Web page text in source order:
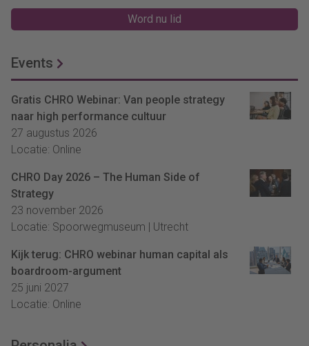
Word nu lid
Events
Gratis CHRO Webinar: Van people strategy
naar high performance cultuur
27 augustus 2026
Locatie: Online
CHRO Day 2026 – The Human Side of
Strategy
23 november 2026
Locatie: Spoorwegmuseum | Utrecht
Kijk terug: CHRO webinar human capital als
boardroom-argument
25 juni 2027
Locatie: Online